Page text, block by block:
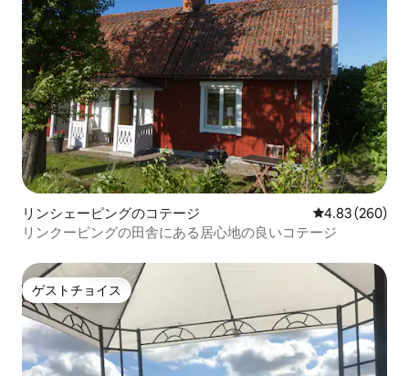
リンシェーピングのコテージ レビュー260
4.83 (260)
リンクーピングの田舎にある居心地の良いコテージ
ゲストチョイス
ゲストチョイス